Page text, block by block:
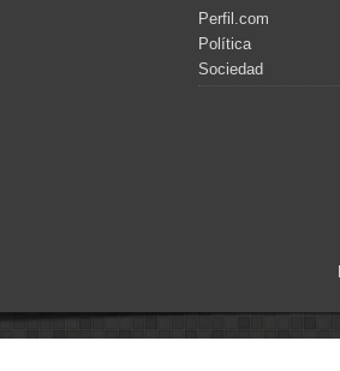
Perfil.com
Política
Sociedad